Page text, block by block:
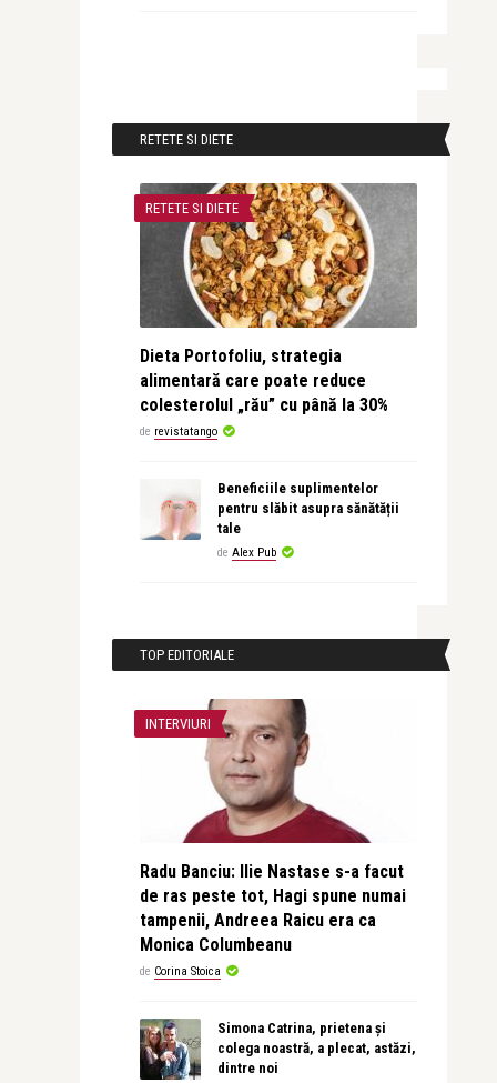
RETETE SI DIETE
RETETE SI DIETE
Dieta Portofoliu, strategia
alimentară care poate reduce
colesterolul „rău” cu până la 30%
de revistatango
Beneficiile suplimentelor
pentru slăbit asupra sănătății
tale
de Alex Pub
TOP EDITORIALE
INTERVIURI
Radu Banciu: Ilie Nastase s-a facut
de ras peste tot, Hagi spune numai
tampenii, Andreea Raicu era ca
Monica Columbeanu
de Corina Stoica
Simona Catrina, prietena și
colega noastră, a plecat, astăzi,
dintre noi